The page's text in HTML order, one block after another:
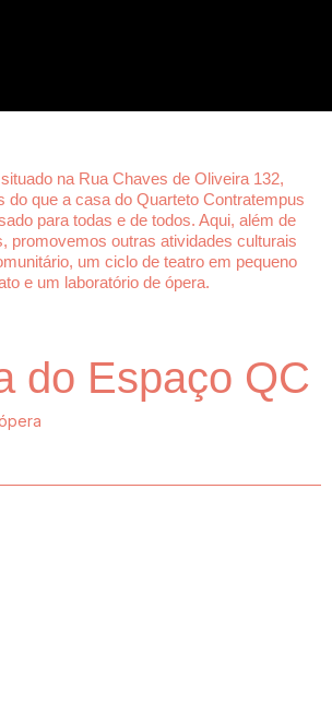
na Rua Chaves de Oliveira 132,
do que a casa do Quarteto Contratempus
para todas e de todos. Aqui, além de
promovemos outras atividades culturais
um ciclo de teatro em pequeno
e um laboratório de ópera.
do Espaço QC